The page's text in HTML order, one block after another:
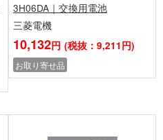
3H06DA｜交換用電池
三菱電機
10,132円 (税抜：9,211円)
お取り寄せ品